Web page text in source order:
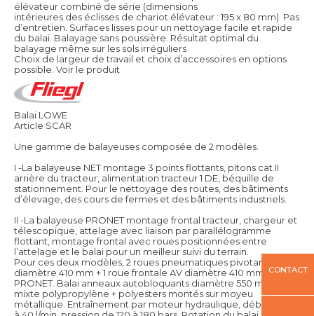
élévateur combiné de série (dimensions
intérieures des éclisses de chariot élévateur : 195 x 80 mm). Pas
d’entretien. Surfaces lisses pour un nettoyage facile et rapide
du balai. Balayage sans poussière. Résultat optimal du
balayage même sur les sols irréguliers
Choix de largeur de travail et choix d’accessoires en options
possible. Voir le produit
Balai LOWE
Article SCAR
Une gamme de balayeuses composée de 2 modèles.
I -La balayeuse NET montage 3 points flottants, pitons cat.II
arrière du tracteur, alimentation tracteur 1 DE, béquille de
stationnement. Pour le nettoyage des routes, des bâtiments
d’élevage, des cours de fermes et des bâtiments industriels.
II -La balayeuse PRONET montage frontal tracteur, chargeur et
télescopique, attelage avec liaison par parallélogramme
flottant, montage frontal avec roues positionnées entre
l’attelage et le balai pour un meilleur suivi du terrain.
Pour ces deux modèles, 2 roues pneumatiques pivotantes
diamètre 410 mm + 1 roue frontale AV diamètre 410 mm sur
PRONET. Balai anneaux autobloquants diamètre 550 mm
mixte polypropylène + polyesters montés sur moyeu
métallique. Entraînement par moteur hydraulique, débit de 20
CONTACT